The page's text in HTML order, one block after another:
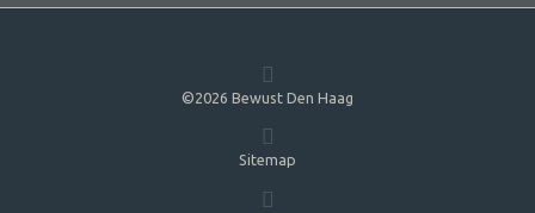
©2026 Bewust Den Haag
Sitemap